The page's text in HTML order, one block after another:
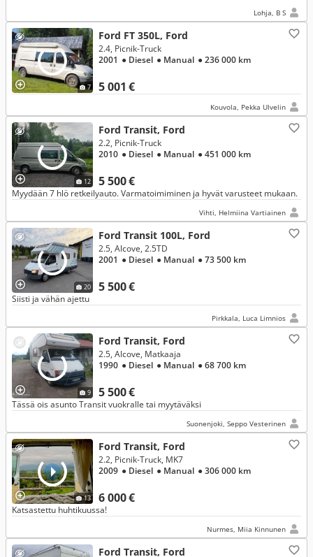
Lohja, B S
7
Ford FT 350L, Ford
5 001 €
2.4, Picnik-Truck
2001 ● Diesel ● Manual ● 236 000 km
Kouvola, Pekka Ulvelin
12
Ford Transit, Ford
5 500 €
2.2, Picnik-Truck
2010 ● Diesel ● Manual ● 451 000 km
Myydään 7 hlö retkeilyauto. Varmatoimiminen ja hyvät varusteet mukaan.
Vihti, Helmiina Vartiainen
20
Ford Transit 100L, Ford
5 500 €
2.5, Alcove, 2.5TD
2001 ● Diesel ● Manual ● 73 500 km
Siisti ja vähän ajettu
Pirkkala, Luca Limnios
9
Ford Transit, Ford
5 500 €
2.5, Alcove, Matkaaja
1990 ● Diesel ● Manual ● 68 700 km
Tässä ois asunto Transit vuokralle tai myytäväksi
Suonenjoki, Seppo Vesterinen
13
Ford Transit, Ford
6 000 €
2.2, Picnik-Truck, MK7
2009 ● Diesel ● Manual ● 306 000 km
Katsastettu huhtikuussa!
Nurmes, Miia Kinnunen
Ford Transit, Ford